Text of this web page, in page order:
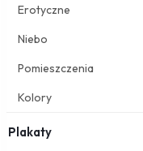
Erotyczne
Niebo
Pomieszczenia
Kolory
Plakaty